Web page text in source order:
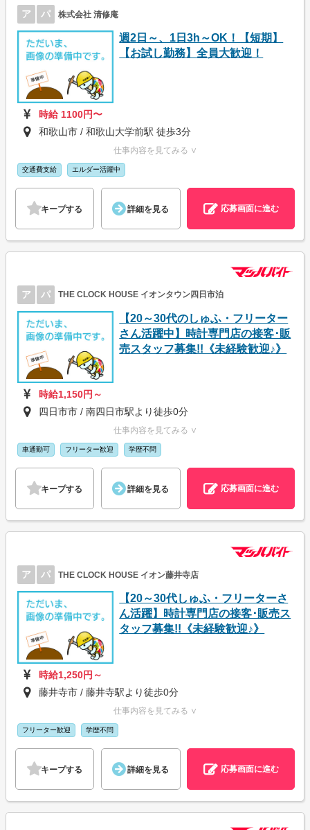
ア パ 株式会社 清修庵
週2日～、1日3h～OK！【短期】
【お試し勤務】全員大歓迎！
時給 1100円〜
和歌山市 / 和歌山大学前駅 徒歩3分
仕事内容を見てみる ∨
交通費支給 エルダー活躍中
キープする 詳細を見る 応募画面に進む
ア パ THE CLOCK HOUSE イオンタウン四日市泊
【20～30代のしゅふ・フリーター
さん活躍中】時計専門店の接客･販
売スタッフ募集!!《未経験歓迎♪》
時給1,150円～
四日市市 / 南四日市駅より徒歩0分
仕事内容を見てみる ∨
車通勤可 フリーター歓迎 学歴不問
キープする 詳細を見る 応募画面に進む
ア パ THE CLOCK HOUSE イオン藤井寺店
【20～30代しゅふ・フリーターさ
ん活躍】時計専門店の接客･販売ス
タッフ募集!!《未経験歓迎♪》
時給1,250円～
藤井寺市 / 藤井寺駅より徒歩0分
仕事内容を見てみる ∨
フリーター歓迎 学歴不問
キープする 詳細を見る 応募画面に進む